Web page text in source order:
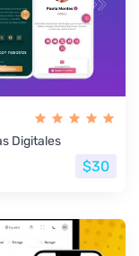
Digitales
$30